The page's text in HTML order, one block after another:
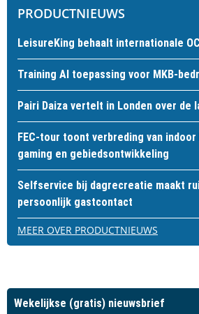
PRODUCTNIEUWS
LeisureKing behaalt internationale
Training AI toepassing voor MKB-
Pairi Daiza vertelt in Londen over de
FEC-tour toont verbreding van
gaming en gebiedsontwikkeling
Selfservice bij dagrecreatie maakt
persoonlijk gastcontact
MEER OVER PRODUCTNIEUWS
Wekelijkse (gratis) nieuwsbrief